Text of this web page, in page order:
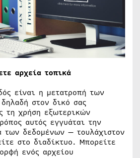
αρχεία τοπικά
είναι η μετατροπή των
στον δικό σας
τη χρήση εξωτερικών
αυτός εγγυάται την
των δεδομένων — τουλάχιστον
στο διαδίκτυο. Μπορείτε
ενός αρχείου